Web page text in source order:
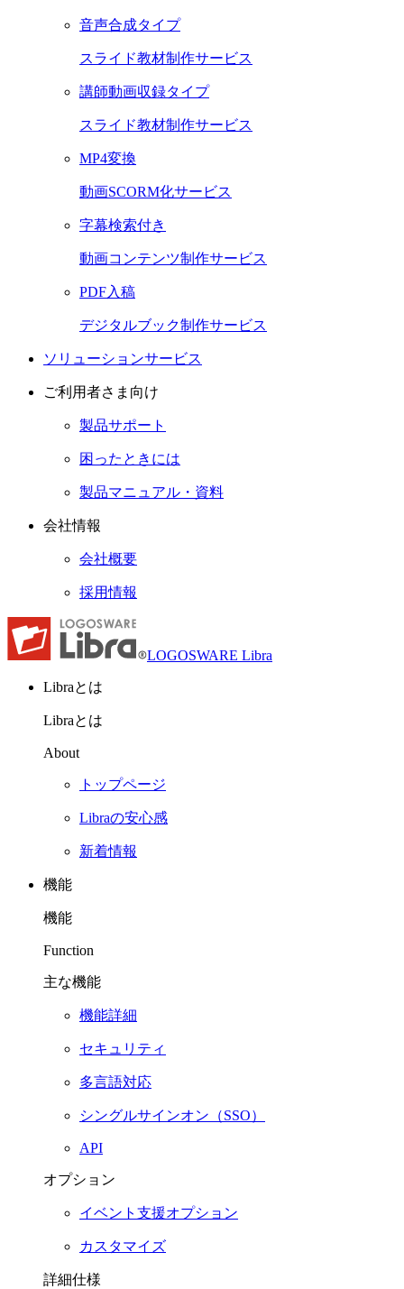
音声合成タイプ
スライド教材制作サービス
講師動画収録タイプ
スライド教材制作サービス
MP4変換
動画SCORM化サービス
字幕検索付き
動画コンテンツ制作サービス
PDF入稿
デジタルブック制作サービス
ソリューションサービス
ご利用者さま向け
製品サポート
困ったときには
製品マニュアル・資料
会社情報
会社概要
採用情報
LOGOSWARE Libra
Libraとは
Libraとは
About
トップページ
Libraの安心感
新着情報
機能
機能
Function
主な機能
機能詳細
セキュリティ
多言語対応
シングルサインオン（SSO）
API
オプション
イベント支援オプション
カスタマイズ
詳細仕様